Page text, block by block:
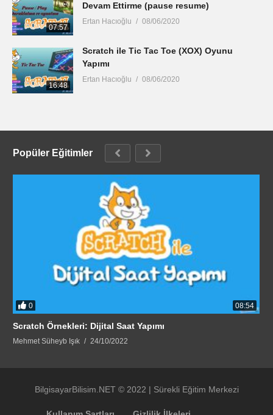
07:57
Devam Ettirme (pause resume)
Ertan Hacıoğlu 08/06/2020
16:48
Scratch ile Tic Tac Toe (XOX) Oyunu
Yapımı
Ertan Hacıoğlu 08/06/2020
Popüler Eğitimler
0 08:54
Scratch Örnekleri: Dijital Saat Yapımı
Mehmet Süheyb Işık 24/10/2022
BilgisayarBilisim.NET © 2022 | Sürekli Eğitim Merkezi